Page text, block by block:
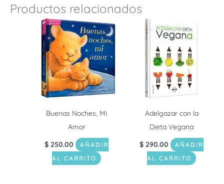
Productos relacionados
Buenas Noches, Mi
Amor
$ 250.00
AÑADIR
AL CARRITO
Adelgazar con la
Dieta Vegana
$ 290.00
AÑADIR
AL CARRITO